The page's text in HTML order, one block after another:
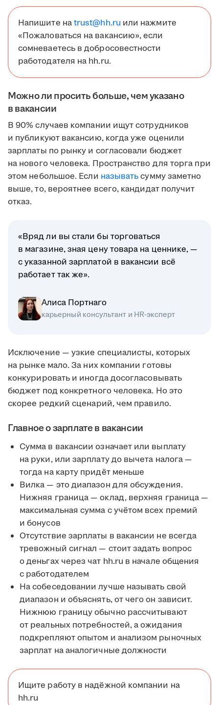
Напишите наtrust@hh.ru или нажмите
«Пожаловаться на вакансию», если
сомневаетесь в добросовестности
работодателя на hh.ru.
Можно ли просить больше, чем указано
в вакансии
В 90% случаев компании ищут сотрудников
и публикуют вакансию, когда уже оценили
зарплаты по рынку и согласовали бюджет
на нового человека. Пространство для торга при
этом небольшое. Если называтьсумму заметно
выше, то, вероятнее всего, кандидат получит
отказ.
«Вряд ли вы стали бы торговаться
в магазине, зная цену товара на ценнике, —
с указанной зарплатой в вакансии всё
работает так же».
Алиса Портнаго
карьерный консультант и HR-эксперт
Исключение — узкие специалисты, которых
на рынке мало. За них компании готовы
конкурировать и иногда досогласовывать
бюджет под конкретного человека. Но это
скорее редкий сценарий, чем правило.
Главное о зарплате в вакансии
Сумма в вакансии означает или выплату
на руки, или зарплату до вычета налога —
тогда на карту придёт меньше
Вилка — это диапазон для обсуждения.
Нижняя граница — оклад, верхняя граница —
максимальная сумма с учётом всех премий
и бонусов
Отсутствие зарплаты в вакансии не всегда
тревожный сигнал — стоит задать вопрос
о деньгах через чат hh.ru в начале общения
с работодателем
На собеседовании лучше называть свой
диапазон и объяснять, от чего он зависит.
Нижнюю границу обычно рассчитывают
от реальных потребностей, а ожидания
подкрепляют опытом и анализом рыночных
зарплат на аналогичные должности
Ищите работу в надёжной компании на
hh.ru